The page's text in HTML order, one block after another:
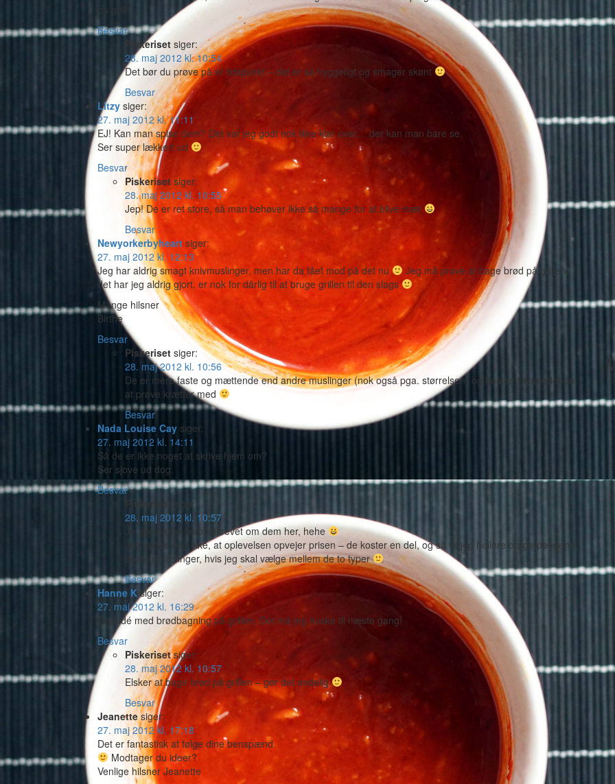
på grill …
Besvar
Piskeriset siger:
28. maj 2012 kl. 10:54
Det bør du prøve på et tidspunkt – det er så hyggeligt og smager skønt
Besvar
Litzy siger:
27. maj 2012 kl. 11:11
EJ! Kan man spise dem? Det var jeg godt nok ikke klar over… der kan man bare se.
Ser super lækkert ud
Besvar
Piskeriset siger:
28. maj 2012 kl. 10:55
Jep! De er ret store, så man behøver ikke så mange for at blive mæt
Besvar
Newyorkerbyheart siger:
27. maj 2012 kl. 12:13
Jeg har aldrig smagt knivmuslinger, men har da fået mod på det nu
Jeg må prøve at bage brød på grillen,
det har jeg aldrig gjort, er nok for dårlig til at bruge grillen til den slags
Mange hilsner
Birthe
Besvar
Piskeriset siger:
28. maj 2012 kl. 10:56
De er mere faste og mættende end andre muslinger (nok også pga. størrelsen) og bestemt spændende
at prøve kræfter med
Besvar
Nada Louise Cay siger:
27. maj 2012 kl. 14:11
Så de er ikke noget at skrive hjem om?
Ser sjove ud dog.
Besvar
Piskeriset
siger:
28. maj 2012 kl. 10:57
Jo, jeg har jo netop skrevet om dem her, hehe
Jeg synes dog ikke, at oplevelsen opvejer prisen – de koster en del, og så vil jeg hellere bruge pengene
på kammuslinger, hvis jeg skal vælge mellem de to typer
Besvar
Hanne K siger:
27. maj 2012 kl. 16:29
God idé med brødbagning på grillen. Det må jeg huske til næste gang!
Besvar
Piskeriset siger:
28. maj 2012 kl. 10:57
Elsker at bage brød på grillen – gør det endelig
Besvar
Jeanette siger:
27. maj 2012 kl. 17:18
Det er fantastisk at følge dine benspænd.
Modtager du ideer?
Venlige hilsner Jeanette